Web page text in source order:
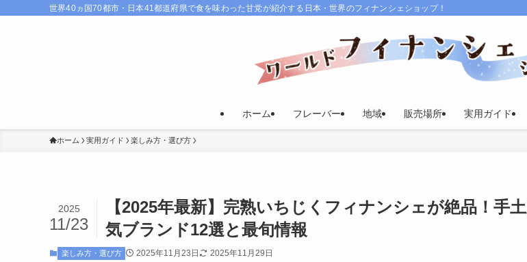
世界40ヵ国70都市・日本41都道府県で食を味わった甘党が紹介する日本・世界のフィナンシェショップ！
ホーム フレーバー 地域 販売場所 実用ガイド
ホーム 実用ガイド 楽しみ方・選び方
【2025年最新】完熟いちじくフィナンシェが絶品！手
気ブランド12選と最旬情報
2025
11/23
楽しみ方・選び方 2025年11月23日 2025年11月29日